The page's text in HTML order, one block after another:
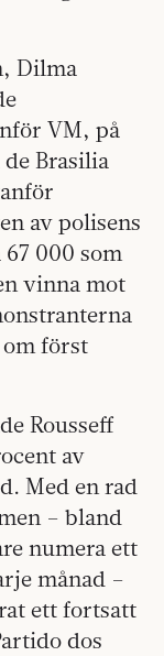
Dilma
VM, på
Brasilia
av polisens
000 som
vinna mot
först
Rousseff
av
Med en rad
– bland
numera ett
månad –
ett fortsatt
dos